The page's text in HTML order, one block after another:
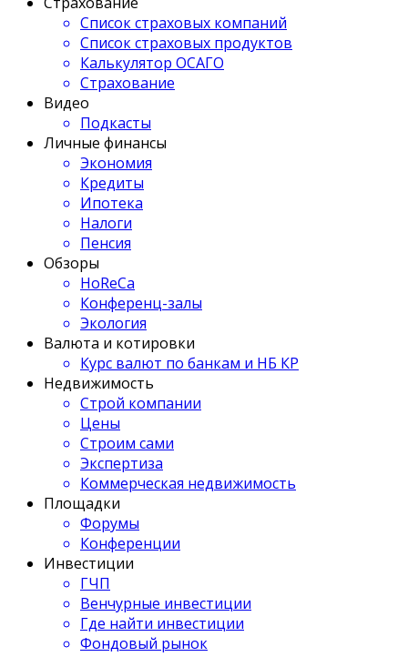
Список страховых компаний
Список страховых продуктов
Калькулятор ОСАГО
Страхование
Видео
Подкасты
Личные финансы
Экономия
Кредиты
Ипотека
Налоги
Пенсия
Обзоры
HoReCa
Конференц-залы
Экология
Валюта и котировки
Курс валют по банкам и НБ КР
Недвижимость
Строй компании
Цены
Строим сами
Экспертиза
Коммерческая недвижимость
Площадки
Форумы
Конференции
Инвестиции
ГЧП
Венчурные инвестиции
Где найти инвестиции
Фондовый рынок